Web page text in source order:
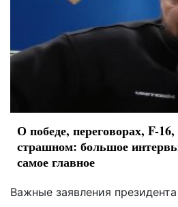
О победе, переговорах, F-
страшном: большое
самое главное
Важные заявления президента